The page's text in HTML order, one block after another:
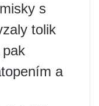
s
tolik
a